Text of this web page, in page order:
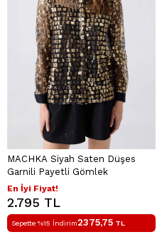
MACHKA Siyah Saten Düşes
Garnili Payetli Gömlek
En İyi Fiyat!
2.795 TL
Sepette %15 İndirim2375,75 TL